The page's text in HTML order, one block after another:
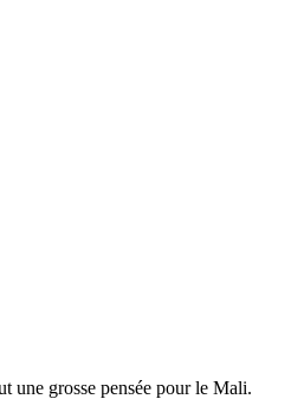
une grosse pensée pour le Mali.